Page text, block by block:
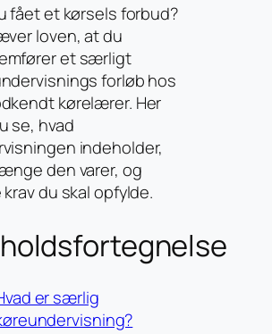
fået et kørsels forbud?
loven, at du
et særligt
forløb hos
kørelærer. Her
se, hvad
indeholder,
den varer, og
krav du skal opfylde.
er særlig